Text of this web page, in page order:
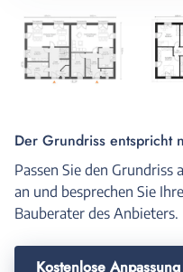
Der Grundriss entspricht
Passen Sie den Grundriss
an und besprechen Sie
Bauberater des Anbieters.
Kostenlose